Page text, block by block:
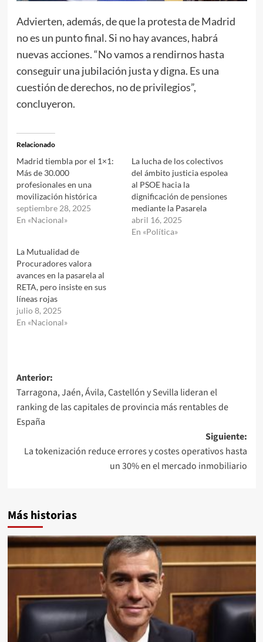
Advierten, además, de que la protesta de Madrid
no es un punto final. Si no hay avances, habrá
nuevas acciones. “No vamos a rendirnos hasta
conseguir una jubilación justa y digna. Es una
cuestión de derechos, no de privilegios”,
concluyeron.
Relacionado
Madrid tiembla por el 1×1:
Más de 30.000
profesionales en una
movilización histórica
septiembre 28, 2025
En «Nacional»
La lucha de los colectivos
del ámbito justicia espolea
al PSOE hacia la
dignificación de pensiones
mediante la Pasarela
abril 16, 2025
En «Política»
La Mutualidad de
Procuradores valora
avances en la pasarela al
RETA, pero insiste en sus
líneas rojas
julio 8, 2025
En «Nacional»
Navegación
de
entradas
Anterior:
Tarragona, Jaén, Ávila, Castellón y Sevilla lideran el
ranking de las capitales de provincia más rentables de
España
Siguiente:
La tokenización reduce errores y costes operativos hasta
un 30% en el mercado inmobiliario
Más historias